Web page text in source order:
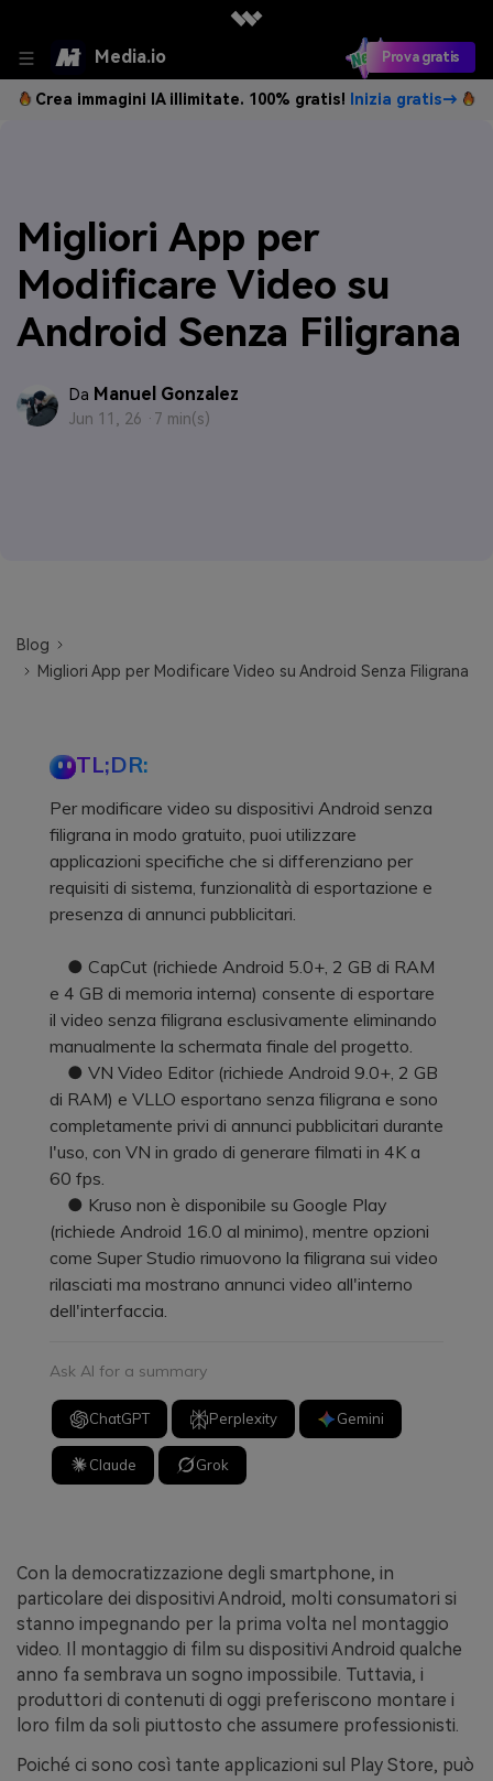
Media.io Prova gratis
Crea immagini IA illimitate. 100% gratis! Inizia gratis→
Migliori App per
Modificare Video su
Android Senza Filigrana
Da Manuel Gonzalez
Jun 11, 26 · 7 min(s)
Blog
Migliori App per Modificare Video su Android Senza Filigrana
TL;DR:
Per modificare video su dispositivi Android senza
filigrana in modo gratuito, puoi utilizzare
applicazioni specifiche che si differenziano per
requisiti di sistema, funzionalità di esportazione e
presenza di annunci pubblicitari.
● CapCut (richiede Android 5.0+, 2 GB di RAM
e 4 GB di memoria interna) consente di esportare
il video senza filigrana esclusivamente eliminando
manualmente la schermata finale del progetto.
● VN Video Editor (richiede Android 9.0+, 2 GB
di RAM) e VLLO esportano senza filigrana e sono
completamente privi di annunci pubblicitari durante
l'uso, con VN in grado di generare filmati in 4K a
60 fps.
● Kruso non è disponibile su Google Play
(richiede Android 16.0 al minimo), mentre opzioni
come Super Studio rimuovono la filigrana sui video
rilasciati ma mostrano annunci video all'interno
dell'interfaccia.
Ask AI for a summary
ChatGPT Perplexity Gemini
Claude Grok
Con la democratizzazione degli smartphone, in
particolare dei dispositivi Android, molti consumatori si
stanno impegnando per la prima volta nel montaggio
video. Il montaggio di film su dispositivi Android qualche
anno fa sembrava un sogno impossibile. Tuttavia, i
produttori di contenuti di oggi preferiscono montare i
loro film da soli piuttosto che assumere professionisti.
Poiché ci sono così tante applicazioni sul Play Store, può